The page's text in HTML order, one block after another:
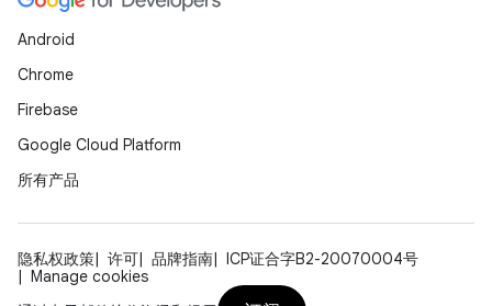
Android
Chrome
Firebase
Google Cloud Platform
所有产品
隐私权政策 许可 品牌指南
ICP证合字B2-20070004号
Manage cookies